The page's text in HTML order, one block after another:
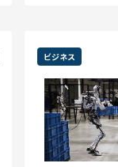
ビジネス